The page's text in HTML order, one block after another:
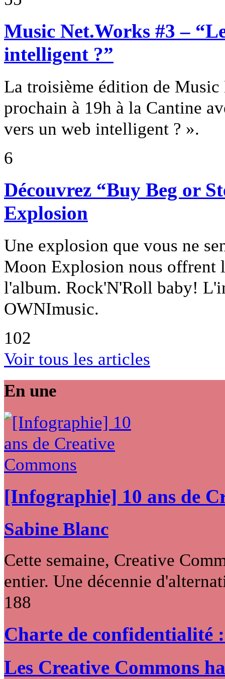
Music Net.Works #3 –
intelligent ?”
La troisième édition de
prochain à 19h à la Cantine
vers un web intelligent ? ».
6
Découvrez “Buy Beg or
Explosion
Une explosion que vous ne
Moon Explosion nous offrent
l'album. Rock'N'Roll baby!
OWNImusic.
102
Voir tous les articles
En une
[Infographie] 10 ans de
Sabine Blanc
Cette semaine, Creative
entier. Une décennie
188
Charte de confidentialité
Les Creative Commons